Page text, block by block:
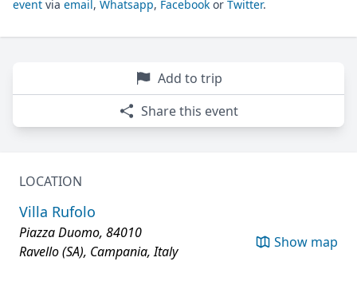
event via email, Whatsapp, Facebook or Twitter.
Add to trip
Share this event
LOCATION
Villa Rufolo
Piazza Duomo, 84010
Ravello (SA), Campania, Italy
Show map